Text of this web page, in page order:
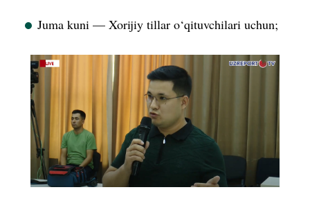
Juma kuni — Xorijiy tillar o‘qituvchilari uchun;